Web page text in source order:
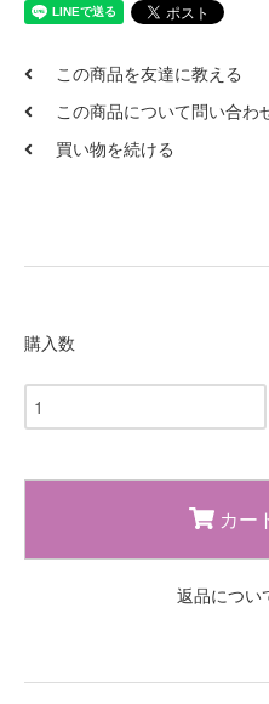
この商品を友達に教える
この商品について問い合わ
買い物を続ける
購入数
カー
返品につい